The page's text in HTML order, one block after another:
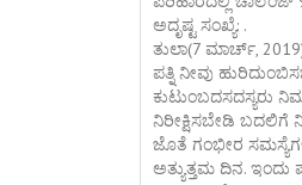
ಅದೃಷ್ಟ ಸಂಖ್ಯೆ: .
ತುಲಾ(7 ಮಾರ್ಚ್,
ಪತ್ನಿ ನೀವು
ಕುಟುಂಬದಸದಸ್ಯರು
ನಿರೀಕ್ಷಿಸಬೇಡಿ ಬದಲಿಗೆ
ಜೊತೆ ಗಂಭೀರ
ಅತ್ಯುತ್ತಮ ದಿನ.